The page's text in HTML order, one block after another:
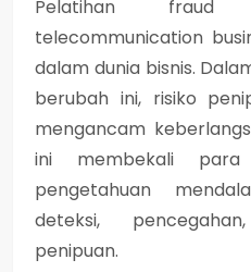
Pelatihan fraud
telecommunication
dalam dunia bisnis.
berubah ini, risiko
mengancam
ini membekali para
pengetahuan
deteksi,
penipuan.